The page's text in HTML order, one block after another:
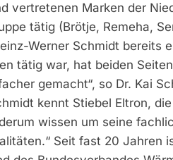
vertretenen Marken der
tätig (Brötje, Remeha,
Werner Schmidt bereits
tätig war, hat beiden
gemacht“, so Dr. Kai
kennt Stiebel Eltron,
wissen um seine
Seit fast 20 Jahren